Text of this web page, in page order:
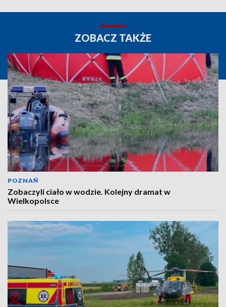
ZOBACZ TAKŻE
POZNAŃ
Zobaczyli ciało w wodzie. Kolejny dramat w
Wielkopolsce